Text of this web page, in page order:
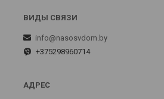
info@nasosvdom.by
+375298960714